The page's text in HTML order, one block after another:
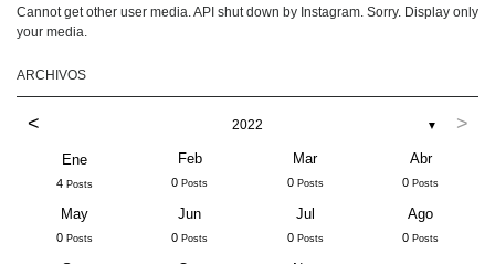
Cannot get other user media. API shut down by Instagram. Sorry. Display only
your media.
ARCHIVOS
< 2022 ▼ >
Ene
4 Posts
Feb
0 Posts
Mar
0 Posts
Abr
0 Posts
May
0 Posts
Jun
0 Posts
Jul
0 Posts
Ago
0 Posts